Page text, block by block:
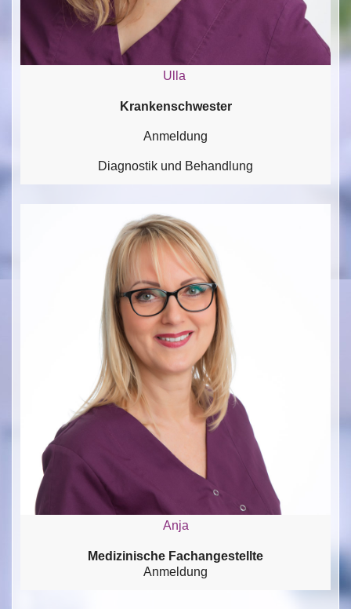
Ulla
Krankenschwester
Anmeldung
Diagnostik und Behandlung
Anja
Medizinische Fachangestellte
Anmeldung